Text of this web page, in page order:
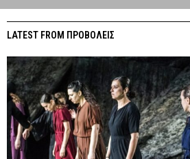
LATEST FROM ΠΡΟΒΟΛΕΙΣ